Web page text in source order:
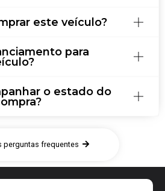
este veículo?
para
o estado do
perguntas frequentes